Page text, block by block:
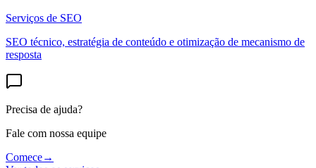
Serviços de SEO
SEO técnico, estratégia de conteúdo e otimização de mecanismo de
resposta
Precisa de ajuda?
Fale com nossa equipe
Comece→